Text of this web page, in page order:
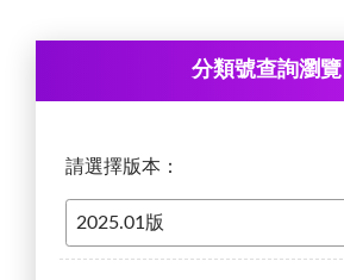
分類號查詢瀏覽
請選擇版本：